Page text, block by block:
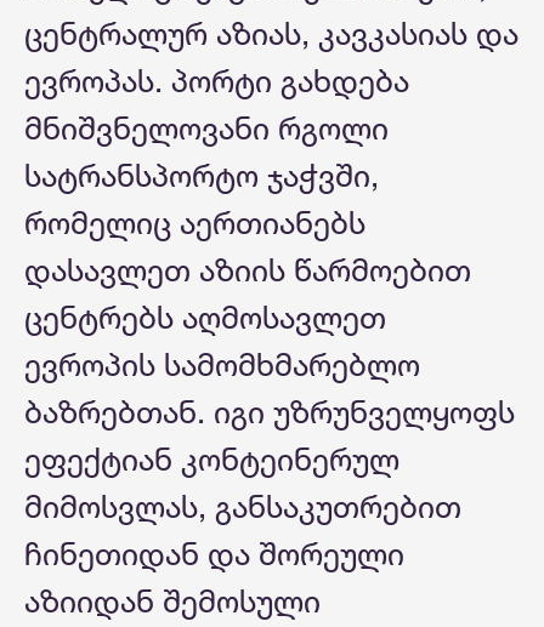
ცენტრალურ აზიას, კავკასიას და
ევროპას. პორტი გახდება
მნიშვნელოვანი რგოლი
სატრანსპორტო ჯაჭვში,
რომელიც აერთიანებს
დასავლეთ აზიის წარმოებით
ცენტრებს აღმოსავლეთ
ევროპის სამომხმარებლო
ბაზრებთან. იგი უზრუნველყოფს
ეფექტიან კონტეინერულ
მიმოსვლას, განსაკუთრებით
ჩინეთიდან და შორეული
აზიიდან შემოსული